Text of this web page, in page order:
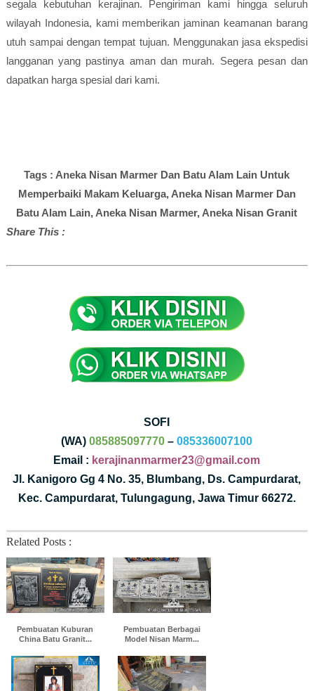
segala kebutuhan kerajinan. Pengiriman kami hingga seluruh
wilayah Indonesia, kami memberikan jaminan keamanan barang
utuh sampai dengan tempat tujuan. Menggunakan jasa ekspedisi
langganan yang pastinya aman dan murah. Segera pesan dan
dapatkan harga spesial dari kami.
Tags : Aneka Nisan Marmer Dan Batu Alam Lain Untuk
Memperbaiki Makam Keluarga, Aneka Nisan Marmer Dan
Batu Alam Lain, Aneka Nisan Marmer, Aneka Nisan Granit
Share This :
SOFI
(WA)085885097770 –085336007100
Email : kerajinanmarmer23@gmail.com
Jl. Kanigoro Gg 4 No. 35, Blumbang, Ds. Campurdarat,
Kec. Campurdarat, Tulungagung, Jawa Timur 66272.
Related Posts :
Pembuatan Kuburan
China Batu Granit...
Pembuatan Berbagai
Model Nisan Marm...